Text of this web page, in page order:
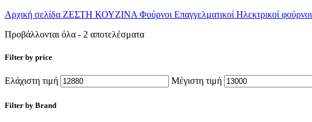
Αρχική σελίδα ΖΕΣΤΗ ΚΟΥΖΙΝΑ Φούρνοι Επαγγελματικοί Ηλεκτρικοί φούρνοι
Προβάλλονται όλα - 2 αποτελέσματα
Filter by price
Ελάχιστη τιμή Μέγιστη τιμή
Filter by Brand